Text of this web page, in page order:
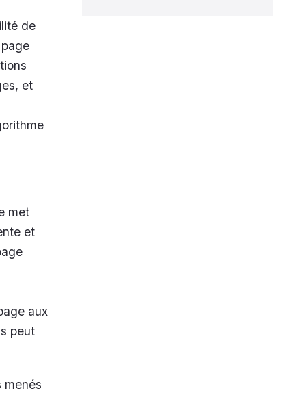
de
et
met
et
aux
peut
menés